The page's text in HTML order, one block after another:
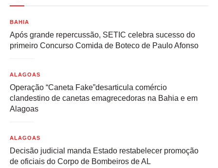
BAHIA
Após grande repercussão, SETIC celebra sucesso do
primeiro Concurso Comida de Boteco de Paulo Afonso
ALAGOAS
Operação “Caneta Fake”desarticula comércio
clandestino de canetas emagrecedoras na Bahia e em
Alagoas
ALAGOAS
Decisão judicial manda Estado restabelecer promoção
de oficiais do Corpo de Bombeiros de AL